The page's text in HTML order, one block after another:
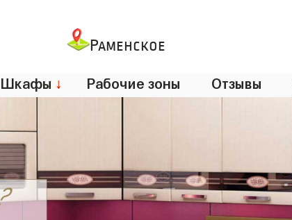
Раменское
Шкафы ↓ Рабочие зоны Отзывы